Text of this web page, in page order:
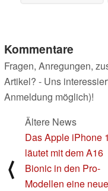
Kommentare
Fragen, Anregungen,
Artikel? - Uns
Anmeldung möglich)!
⟨
Ältere News
Das Apple iPhone
läutet mit dem A16
Bionic in den Pro-
Modellen eine neue